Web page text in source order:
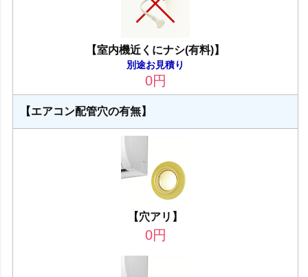
【室内機近くにナシ(有料)】
別途お見積り
0円
【エアコン配管穴の有無】
【穴アリ】
0円